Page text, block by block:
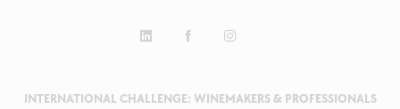
INTERNATIONAL CHALLENGE: WINEMAKERS & PROFESSIONALS